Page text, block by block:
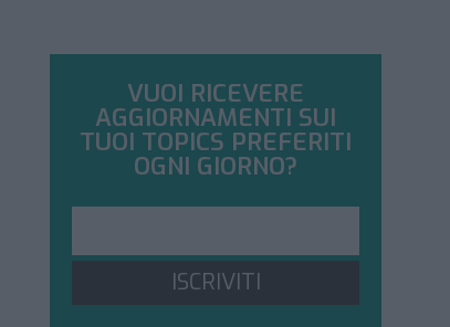
VUOI RICEVERE
AGGIORNAMENTI SUI
TUOI TOPICS PREFERITI
OGNI GIORNO?
ISCRIVITI